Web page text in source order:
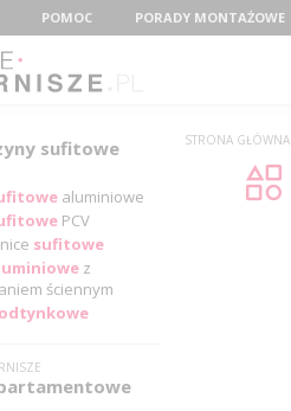
POMOC PORADY MONTAŻOWE
sufitowe
aluminiowe
PCV
sufitowe
z
ściennym
STRONA GŁÓWNA